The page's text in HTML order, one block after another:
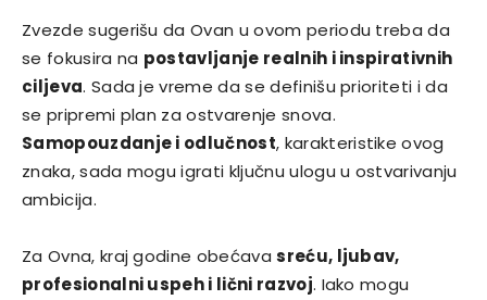
Zvezde sugerišu da Ovan u ovom periodu treba da
se fokusira na postavljanje realnih i inspirativnih
ciljeva. Sada je vreme da se definišu prioriteti i da
se pripremi plan za ostvarenje snova.
Samopouzdanje i odlučnost, karakteristike ovog
znaka, sada mogu igrati ključnu ulogu u ostvarivanju
ambicija.
Za Ovna, kraj godine obećavasreću, ljubav,
profesionalni uspeh i lični razvoj. Iako mogu